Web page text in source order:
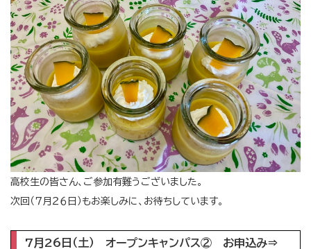
高校生の皆さん、ご参加有難うございました。
次回（７月２６日）もお楽しみに、お待ちしています。
7月26日（土） オープンキャンパス② お申込み⇒